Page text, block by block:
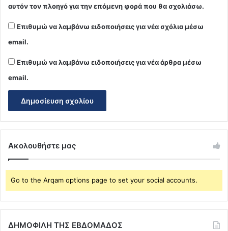
αυτόν τον πλοηγό για την επόμενη φορά που θα σχολιάσω.
Επιθυμώ να λαμβάνω ειδοποιήσεις για νέα σχόλια μέσω
email.
Επιθυμώ να λαμβάνω ειδοποιήσεις για νέα άρθρα μέσω
email.
Ακολουθήστε μας
Go to the Arqam options page to set your social accounts.
ΔΗΜΟΦΙΛΗ ΤΗΣ ΕΒΔΟΜΑΔΟΣ